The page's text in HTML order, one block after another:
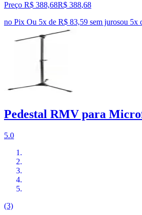
Preço R$ 388,68R$ 388,68
no Pix Ou 5x de R$ 83,59 sem jurosou 5x
Pedestal RMV para
5.0
(3)